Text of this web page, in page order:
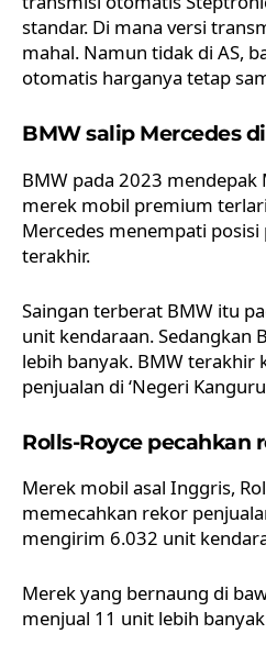
standar. Di mana versi
mahal. Namun tidak di AS,
otomatis harganya tetap
BMW salip Mercedes
BMW pada 2023 mendepak
merek mobil premium
Mercedes menempati
terakhir.
Saingan terberat BMW itu
unit kendaraan. Sedangkan
lebih banyak. BMW terakhir
penjualan di ‘Negeri
Rolls-Royce pecahkan
Merek mobil asal Inggris,
memecahkan rekor
mengirim 6.032 unit
Merek yang bernaung di
menjual 11 unit lebih